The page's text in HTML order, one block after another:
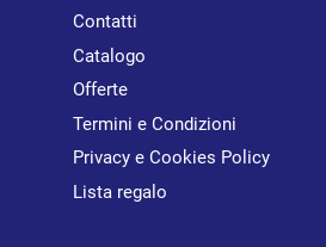
Contatti
Catalogo
Offerte
Termini e Condizioni
Privacy e Cookies Policy
Lista regalo